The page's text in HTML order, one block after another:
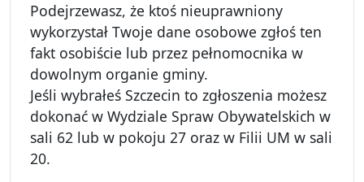
Podejrzewasz, że ktoś nieuprawniony
wykorzystał Twoje dane osobowe zgłoś ten
fakt osobiście lub przez pełnomocnika w
dowolnym organie gminy.
Jeśli wybrałeś Szczecin to zgłoszenia możesz
dokonać w Wydziale Spraw Obywatelskich w
sali 62 lub w pokoju 27 oraz w Filii UM w sali
20.